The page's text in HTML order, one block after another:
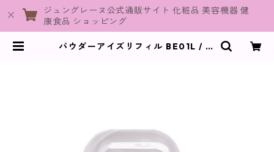
ジュングレーヌ公式通販サイト 化粧品 美容機器 健
康食品 ショッピング
パウダーアイズリフィル BE01L / サ